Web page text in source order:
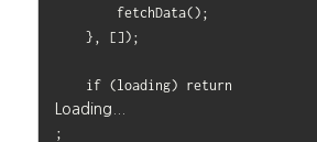
    }, []);
    if (loading) return
Loading...
;